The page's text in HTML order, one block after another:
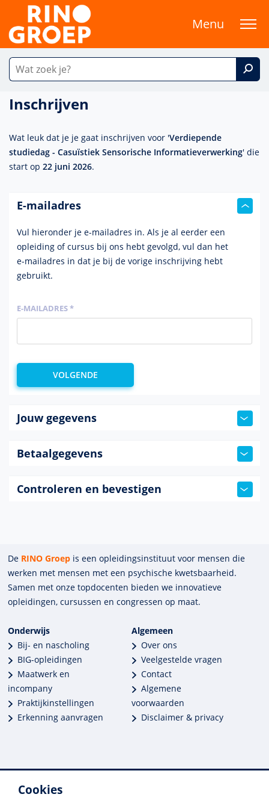
Cookies
Menu
Inschrijven
Wat leuk dat je je gaat inschrijven voor 'Verdiepende
studiedag - Casuïstiek Sensorische Informatieverwerking' die
start op 22 juni 2026.
E-mailadres
Vul hieronder je e-mailadres in. Als je al eerder een
opleiding of cursus bij ons hebt gevolgd, vul dan het
e-mailadres in dat je bij de vorige inschrijving hebt
gebruikt.
E-MAILADRES *
Jouw gegevens
Betaalgegevens
Controleren en bevestigen
De RINO Groep is een opleidings­insti­tuut voor mensen die
werken met mensen met een psychische kwets­baar­heid.
Samen met onze top­docenten bieden we innova­tieve
opleidingen, cursussen en congres­sen op maat.
Onderwijs
Bij- en nascholing
BIG-opleidingen
Maatwerk en
incompany
Praktijkinstellingen
Erkenning aanvragen
Algemeen
Over ons
Veelgestelde vragen
Contact
Algemene
voorwaarden
Disclaimer & privacy